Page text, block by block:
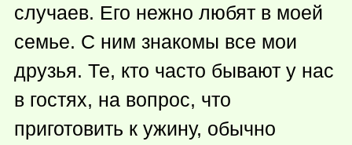
случаев. Его нежно любят в моей
семье. С ним знакомы все мои
друзья. Те, кто часто бывают у нас
в гостях, на вопрос, что
приготовить к ужину, обычно